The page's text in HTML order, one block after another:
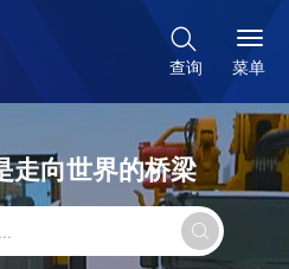

查询 菜单
走向世界的桥梁
